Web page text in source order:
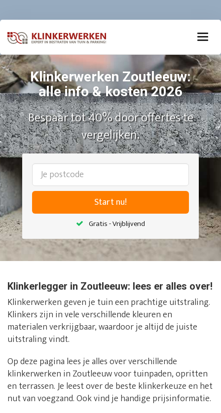
Klinkerwerken Zoutleeuw:
alle info & kosten 2026
Bespaar tot 40% door offertes te
vergelijken.
Start nu!
Gratis - Vrijblijvend
Klinkerlegger in Zoutleeuw: lees er alles over!
Klinkerwerken geven je tuin een prachtige uitstraling.
Klinkers zijn in vele verschillende kleuren en
materialen verkrijgbaar, waardoor je altijd de juiste
uitstraling vindt.
Op deze pagina lees je alles over verschillende
klinkerwerken in Zoutleeuw voor tuinpaden, opritten
en terrassen. Je leest over de beste klinkerkeuze en het
nut van voegzand. Ook vind je handige prijsinformatie.